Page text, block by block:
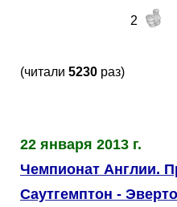
2
(читали 5230 раз)
22 января 2013 г.
Чемпионат Англии.
Саутгемптон -